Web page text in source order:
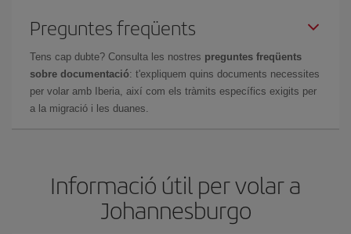
Preguntes freqüents
Tens cap dubte? Consulta les nostres preguntes freqüents
sobre documentació: t'expliquem quins documents necessites
per volar amb Iberia, així com els tràmits específics exigits per
a la migració i les duanes.
Informació útil per volar a
Johannesburgo